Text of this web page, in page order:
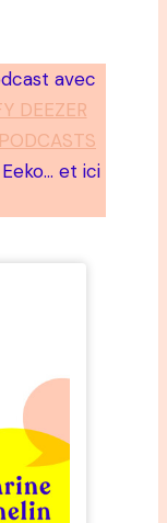
avec
DEEZER
et ici